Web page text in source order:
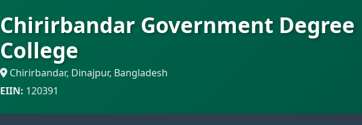
Chirirbandar Government Degree
College
Chirirbandar, Dinajpur, Bangladesh
EIIN: 120391